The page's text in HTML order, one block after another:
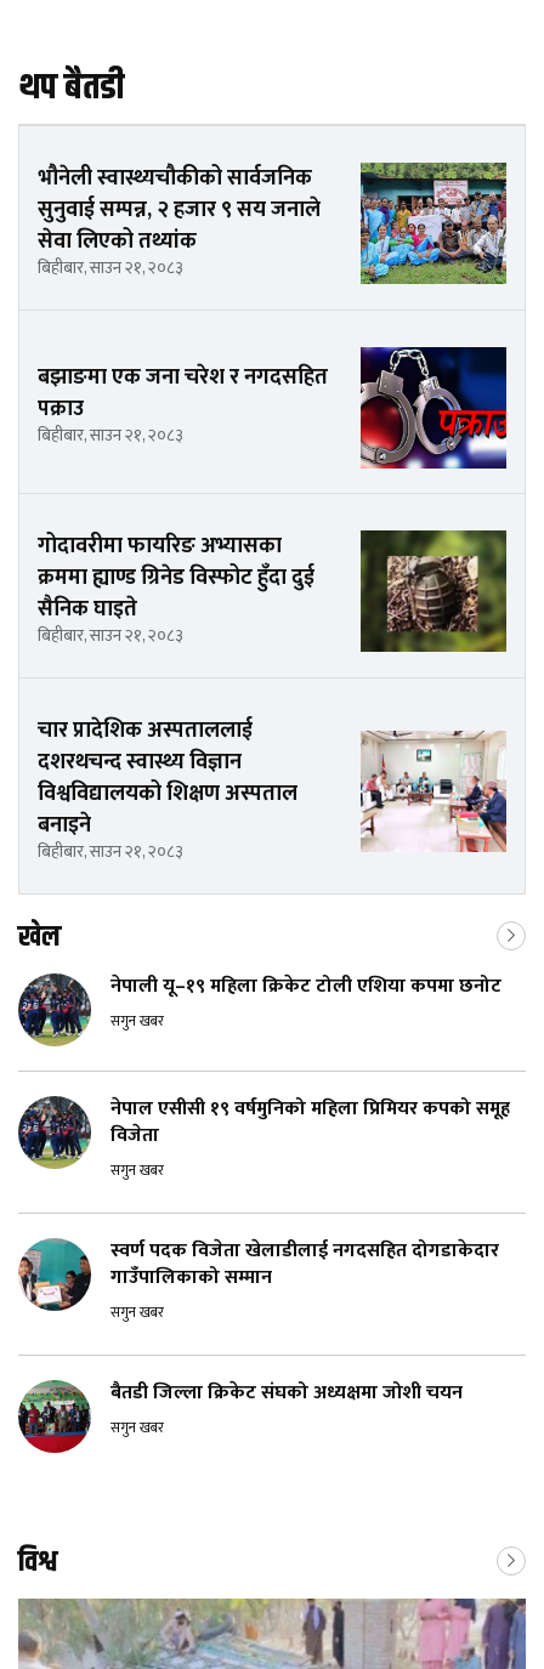
थप बैतडी
भौनेली स्वास्थ्यचौकीको सार्वजनिक
सुनुवाई सम्पन्न, २ हजार ९ सय जनाले
सेवा लिएको तथ्यांक
बिहीबार, साउन २१, २०८३
बझाङमा एक जना चरेश र नगदसहित
पक्राउ
बिहीबार, साउन २१, २०८३
गोदावरीमा फायरिङ अभ्यासका
क्रममा ह्याण्ड ग्रिनेड विस्फोट हुँदा दुई
सैनिक घाइते
बिहीबार, साउन २१, २०८३
चार प्रादेशिक अस्पताललाई
दशरथचन्द स्वास्थ्य विज्ञान
विश्वविद्यालयको शिक्षण अस्पताल
बनाइने
बिहीबार, साउन २१, २०८३
खेल
नेपाली यू–१९ महिला क्रिकेट टोली एशिया कपमा छनोट
सगुन खबर
नेपाल एसीसी १९ वर्षमुनिको महिला प्रिमियर कपको समूह
विजेता
सगुन खबर
स्वर्ण पदक विजेता खेलाडीलाई नगदसहित दोगडाकेदार
गाउँपालिकाको सम्मान
सगुन खबर
बैतडी जिल्ला क्रिकेट संघको अध्यक्षमा जोशी चयन
सगुन खबर
विश्व